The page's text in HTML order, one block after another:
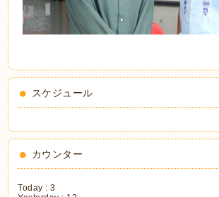
スケジュール
カウンター
Today :3